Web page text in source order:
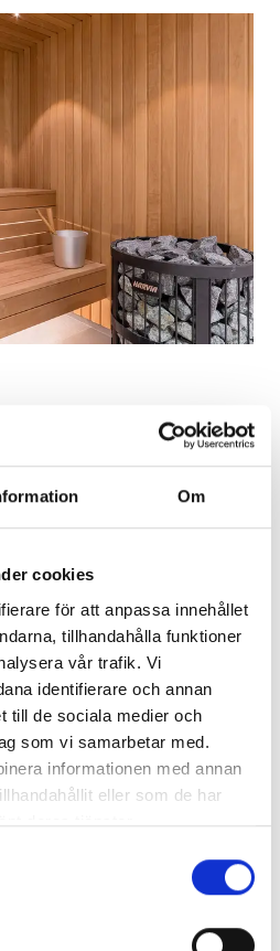
Om
cookies
för att anpassa innehållet
tillhandahålla funktioner
vår trafik. Vi
identifierare och annan
till de sociala medier och
som vi samarbetar med.
informationen med annan
eller som de har
deras tjänster.
av oss?
oss för ett
Vi lämnar alltid
inga överraskningar!
offertmöte!
om planlösning